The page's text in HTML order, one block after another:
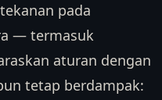
pada
— termasuk
aturan dengan
tetap berdampak: